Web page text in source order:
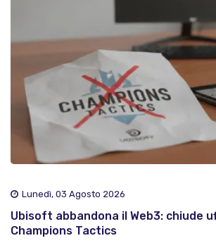
Lunedì, 03 Agosto 2026
Ubisoft abbandona il Web3: chiude
Champions Tactics